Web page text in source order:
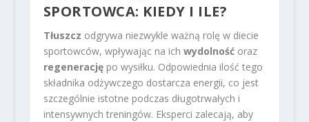
SPORTOWCA: KIEDY I ILE?
Tłuszcz odgrywa niezwykle ważną rolę w diecie
sportowców, wpływając na ich wydolnośćoraz
regeneracjępo wysiłku. Odpowiednia ilość tego
składnika odżywczego dostarcza energii, co jest
szczególnie istotne podczas długotrwałych i
intensywnych treningów. Eksperci zalecają, aby